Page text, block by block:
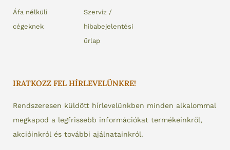
Áfa nélküli
cégeknek
Szervíz /
hibabejelentési
űrlap
IRATKOZZ FEL HÍRLEVELÜNKRE!
Rendszeresen küldött hírlevelünkben minden alkalommal
megkapod a legfrissebb információkat termékeinkről,
akcióinkról és további ajálnatainkról.